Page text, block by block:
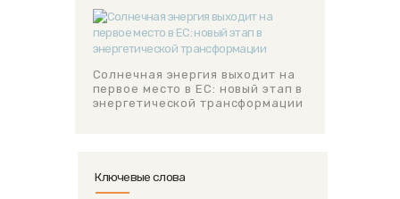
Солнечная энергия выходит на
первое место в ЕС: новый этап в
энергетической трансформации
Ключевые слова